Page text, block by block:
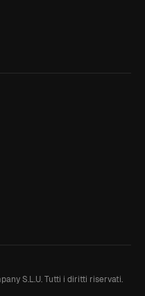
S.L.U. Tutti i diritti riservati.